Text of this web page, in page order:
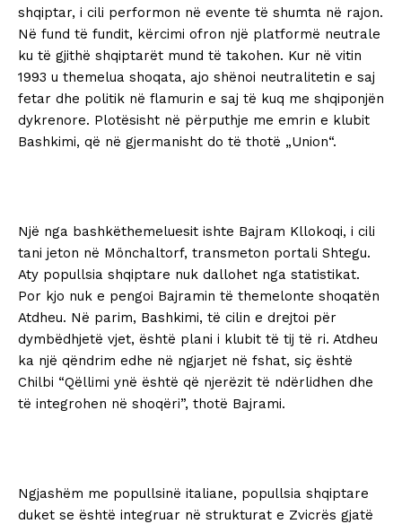
shqiptar, i cili performon në evente të shumta në rajon.
Në fund të fundit, kërcimi ofron një platformë neutrale
ku të gjithë shqiptarët mund të takohen. Kur në vitin
1993 u themelua shoqata, ajo shënoi neutralitetin e saj
fetar dhe politik në flamurin e saj të kuq me shqiponjën
dykrenore. Plotësisht në përputhje me emrin e klubit
Bashkimi, që në gjermanisht do të thotë „Union“.
Një nga bashkëthemeluesit ishte Bajram Kllokoqi, i cili
tani jeton në Mönchaltorf, transmeton portali Shtegu.
Aty popullsia shqiptare nuk dallohet nga statistikat.
Por kjo nuk e pengoi Bajramin të themelonte shoqatën
Atdheu. Në parim, Bashkimi, të cilin e drejtoi për
dymbëdhjetë vjet, është plani i klubit të tij të ri. Atdheu
ka një qëndrim edhe në ngjarjet në fshat, siç është
Chilbi “Qëllimi ynë është që njerëzit të ndërlidhen dhe
të integrohen në shoqëri”, thotë Bajrami.
Ngjashëm me popullsinë italiane, popullsia shqiptare
duket se është integruar në strukturat e Zvicrës gjatë